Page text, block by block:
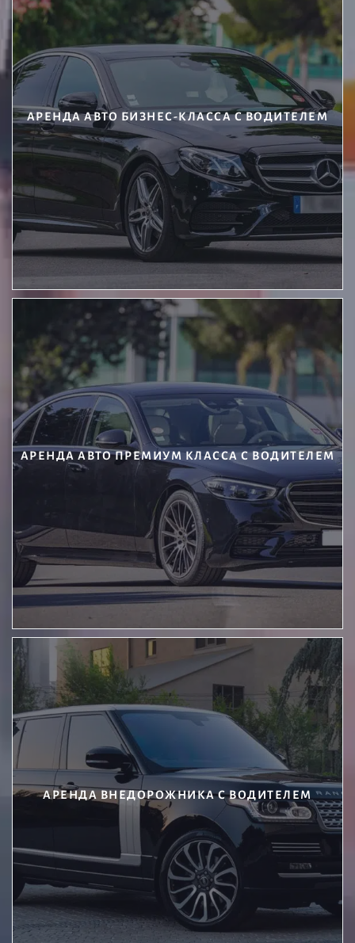
АРЕНДА АВТО БИЗНЕС-КЛАССА С ВОДИТЕЛЕМ
АРЕНДА АВТО ПРЕМИУМ КЛАССА С ВОДИТЕЛЕМ
АРЕНДА ВНЕДОРОЖНИКА С ВОДИТЕЛЕМ